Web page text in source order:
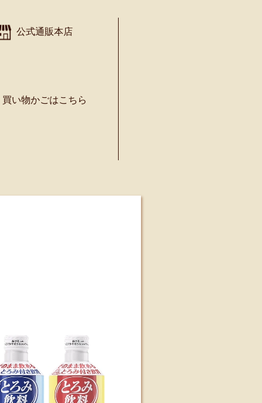
公式通販本店
買い物かごはこちら